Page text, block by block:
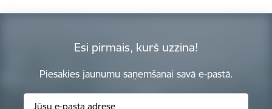
Esi pirmais, kurš uzzina!
Piesakies jaunumu saņemšanai savā e-pastā.